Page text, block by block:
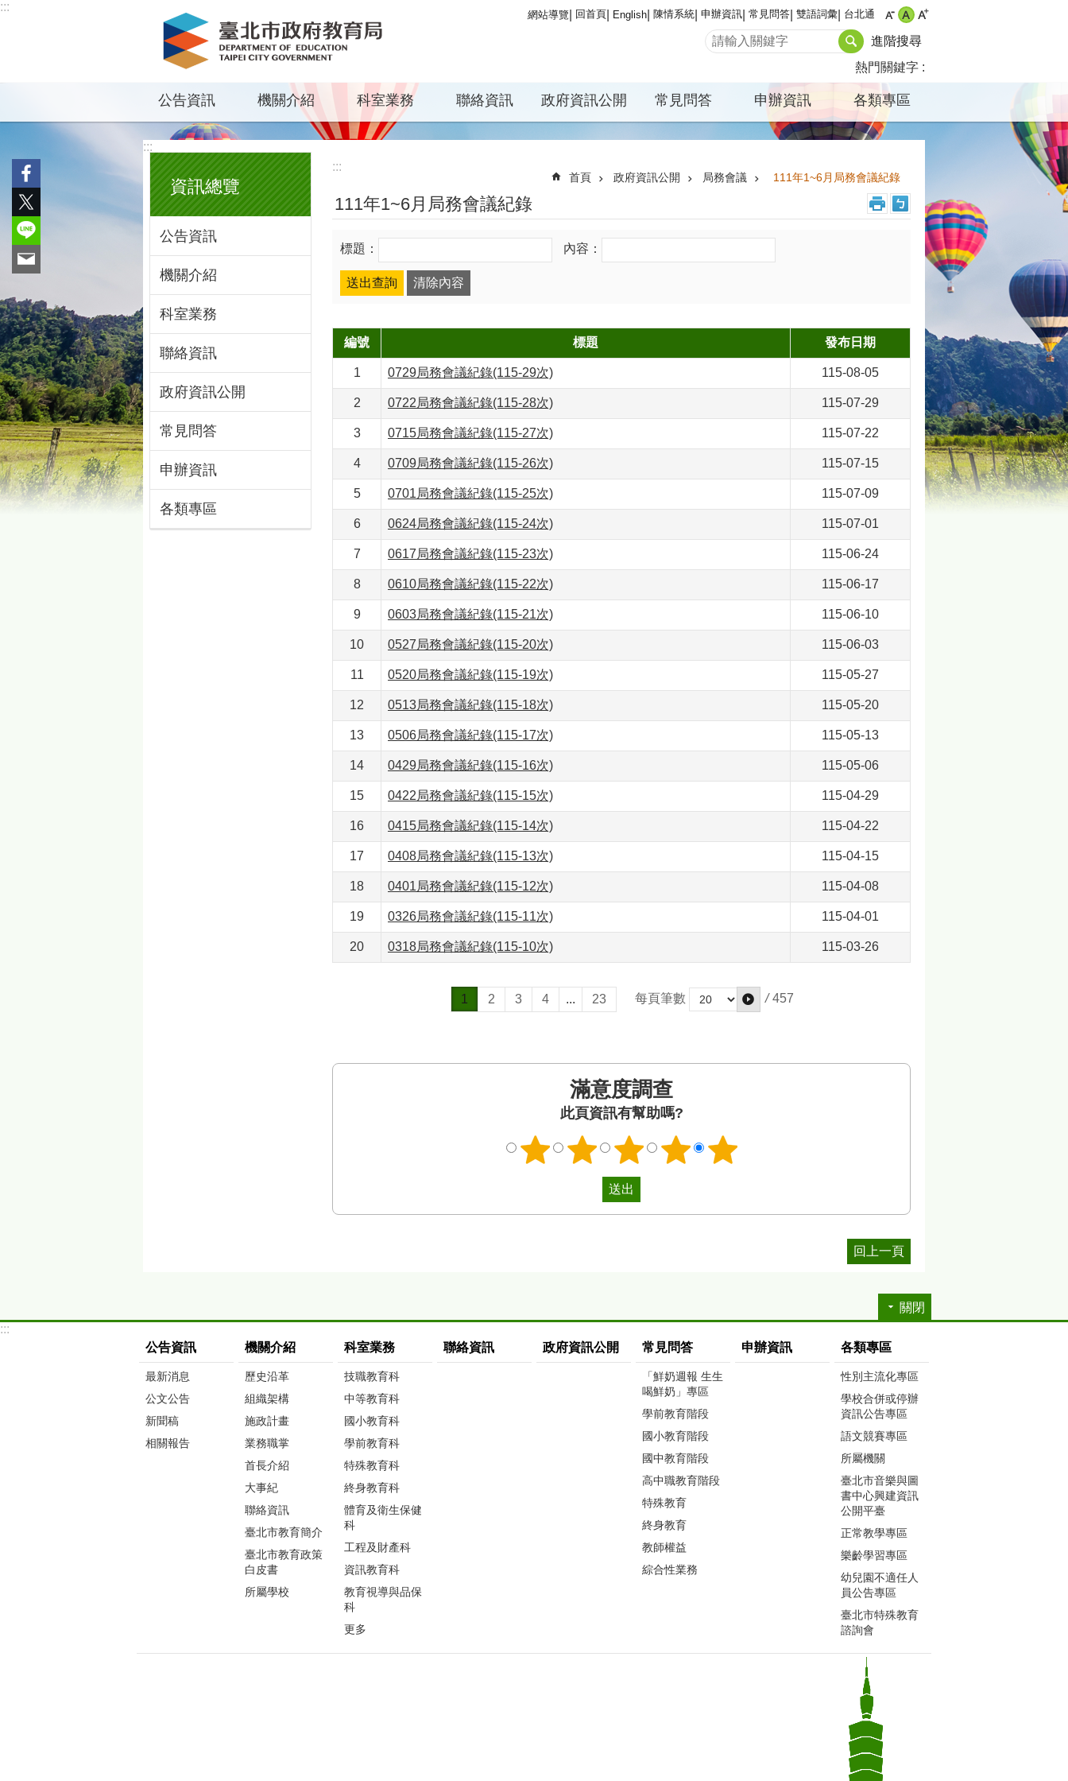
跳到主要內容區塊
:::
網站導覽 回首頁 English 陳情系統 申辦資訊 常見問答 雙語詞彙 台北通
進階搜尋
熱門關鍵字
公告資訊 機關介紹 科室業務 聯絡資訊 政府資訊公開 常見問答 申辦資訊 各類專區
:::
資訊總覽
公告資訊
機關介紹
科室業務
聯絡資訊
政府資訊公開
常見問答
申辦資訊
各類專區
:::
首頁 政府資訊公開 局務會議 111年1~6月局務會議紀錄
111年1~6月局務會議紀錄
標題： 內容：
編號 標題 發布日期
1 0729局務會議紀錄(115-29次) 115-08-05
2 0722局務會議紀錄(115-28次) 115-07-29
3 0715局務會議紀錄(115-27次) 115-07-22
4 0709局務會議紀錄(115-26次) 115-07-15
5 0701局務會議紀錄(115-25次) 115-07-09
6 0624局務會議紀錄(115-24次) 115-07-01
7 0617局務會議紀錄(115-23次) 115-06-24
8 0610局務會議紀錄(115-22次) 115-06-17
9 0603局務會議紀錄(115-21次) 115-06-10
10 0527局務會議紀錄(115-20次) 115-06-03
11 0520局務會議紀錄(115-19次) 115-05-27
12 0513局務會議紀錄(115-18次) 115-05-20
13 0506局務會議紀錄(115-17次) 115-05-13
14 0429局務會議紀錄(115-16次) 115-05-06
15 0422局務會議紀錄(115-15次) 115-04-29
16 0415局務會議紀錄(115-14次) 115-04-22
17 0408局務會議紀錄(115-13次) 115-04-15
18 0401局務會議紀錄(115-12次) 115-04-08
19 0326局務會議紀錄(115-11次) 115-04-01
20 0318局務會議紀錄(115-10次) 115-03-26
1 2 3 4 ... 23 每頁筆數 / 457
滿意度調查
此頁資訊有幫助嗎?
回上一頁
關閉
:::
公告資訊
最新消息
公文公告
新聞稿
相關報告
機關介紹
歷史沿革
組織架構
施政計畫
業務職掌
首長介紹
大事紀
聯絡資訊
臺北市教育簡介
臺北市教育政策
白皮書
所屬學校
科室業務
技職教育科
中等教育科
國小教育科
學前教育科
特殊教育科
終身教育科
體育及衛生保健
科
工程及財產科
資訊教育科
教育視導與品保
科
更多
聯絡資訊 政府資訊公開 常見問答
「鮮奶週報 生生
喝鮮奶」專區
學前教育階段
國小教育階段
國中教育階段
高中職教育階段
特殊教育
終身教育
教師權益
綜合性業務
申辦資訊 各類專區
性別主流化專區
學校合併或停辦
資訊公告專區
語文競賽專區
所屬機關
臺北市音樂與圖
書中心興建資訊
公開平臺
正常教學專區
樂齡學習專區
幼兒園不適任人
員公告專區
臺北市特殊教育
諮詢會